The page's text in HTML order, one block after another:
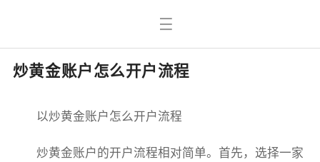
炒黄金账户怎么开户流程
以炒黄金账户怎么开户流程
炒黄金账户的开户流程相对简单。首先，选择一家